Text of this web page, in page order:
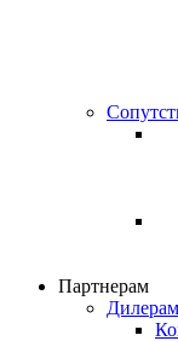
Партнерам
Дилерам